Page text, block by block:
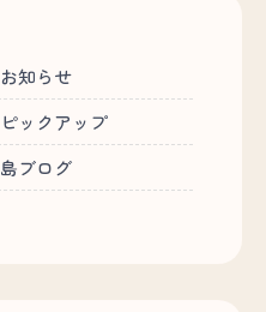
お知らせ
ピックアップ
島ブログ